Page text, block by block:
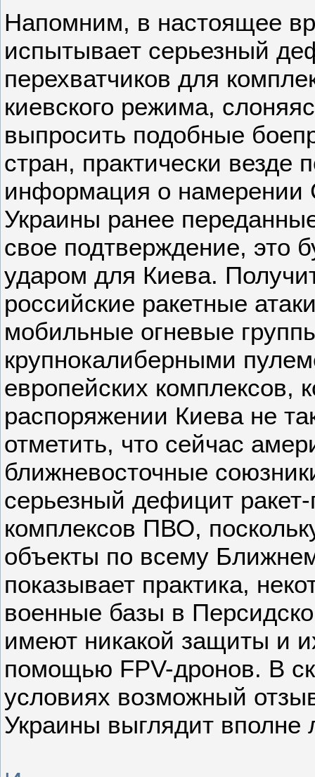
Напомним, в настоящее
испытывает серьезный
перехватчиков для
киевского режима,
выпросить подобные
стран, практически везде
информация о намерении
Украины ранее
свое подтверждение, это
ударом для Киева.
российские ракетные
мобильные огневые
крупнокалиберными
европейских комплексов,
распоряжении Киева не
отметить, что сейчас
ближневосточные
серьезный дефицит ракет-
комплексов ПВО,
объекты по всему
показывает практика,
военные базы в
имеют никакой защиты и
помощью FPV-дронов. В
условиях возможный
Украины выглядит